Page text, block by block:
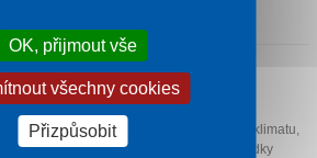
s využitím místních přírodních
vznik třem darům přírody: blahodárnému klimatu,
slatiny v okolí. Vyberte si z naší nabídky
OK, přijmout vše
všechny cookies
Přizpůsobit